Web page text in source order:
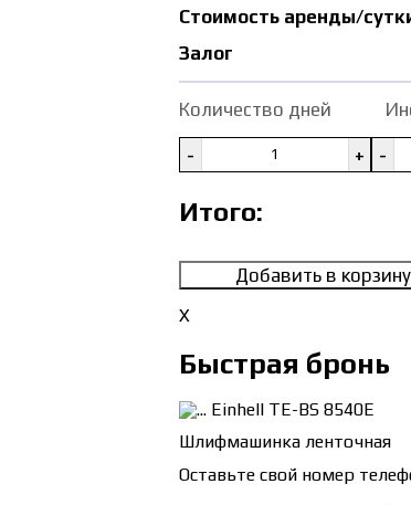
Стоимость аренды/
Залог
Количество дней
- + -
Итого:
Добавить в корзину
X
Быстрая бронь
Einhell TE-BS 8540E
Шлифмашинка ленточная
Оставьте свой номер